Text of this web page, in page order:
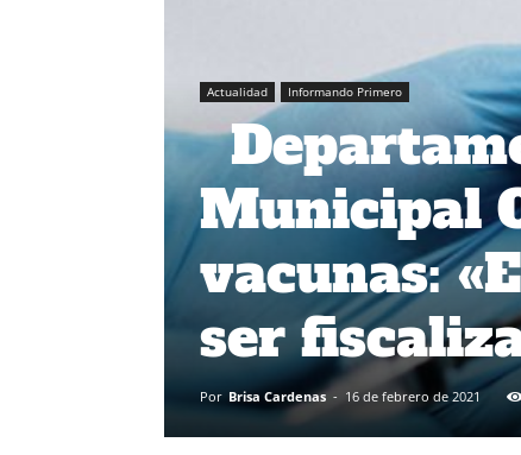
Actualidad Informando Primero
Municipal
vacunas:
ser
Por Brisa Cardenas - 16 de febrero de 2021